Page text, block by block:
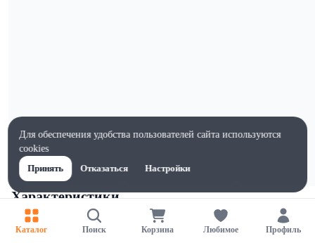
Характеристики
Ширина, мм
41
Каталог Поиск Корзина Любимое Профиль
Для обеспечения удобства пользователей сайта используются
cookies
Принять
Отказаться Настройки